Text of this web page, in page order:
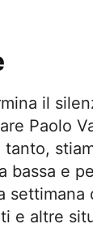
il
Paolo
tanto,
bassa e
e altre